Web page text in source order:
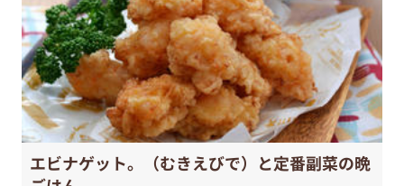
エビナゲット。（むきえびで）と定番副菜の晩